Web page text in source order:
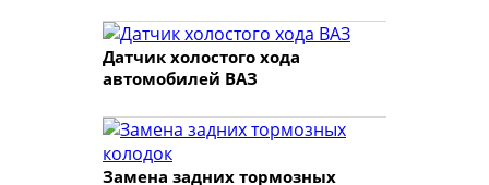
Датчик холостого хода
автомобилей ВАЗ
Замена задних тормозных